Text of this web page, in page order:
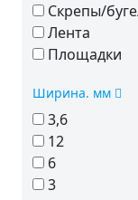
Скрепы/
Лента
Площадки
Ширина. мм
3,6
12
6
3